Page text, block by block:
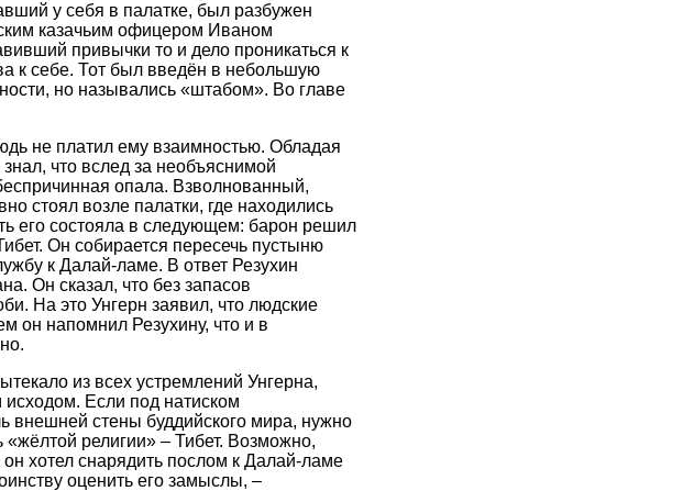
у себя в палатке, был разбужен
казачьим офицером Иваном
привычки то и дело проникаться к
к себе. Тот был введён в небольшую
но назывались «штабом». Во главе
не платил ему взаимностью. Обладая
что вслед за необъяснимой
опала. Взволнованный,
стоял возле палатки, где находились
его состояла в следующем: барон решил
Он собирается пересечь пустыню
к Далай-ламе. В ответ Резухин
Он сказал, что без запасов
На это Унгерн заявил, что людские
он напомнил Резухину, что и в
из всех устремлений Унгерна,
Если под натиском
внешней стены буддийского мира, нужно
религии» – Тибет. Возможно,
хотел снарядить послом к Далай-ламе
оценить его замыслы, –